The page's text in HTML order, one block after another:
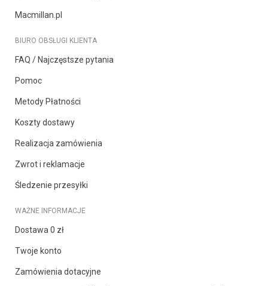
Macmillan.pl
BIURO OBSŁUGI KLIENTA
FAQ / Najczęstsze pytania
Pomoc
Metody Płatności
Koszty dostawy
Realizacja zamówienia
Zwrot i reklamacje
Śledzenie przesyłki
WAŻNE INFORMACJE
Dostawa 0 zł
Twoje konto
Zamówienia dotacyjne